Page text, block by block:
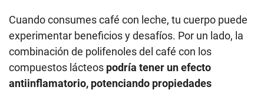
Cuando consumes café con leche, tu cuerpo puede
experimentar beneficios y desafíos. Por un lado, la
combinación de polifenoles del café con los
compuestos lácteos podría tener un efecto
antiinflamatorio, potenciando propiedades